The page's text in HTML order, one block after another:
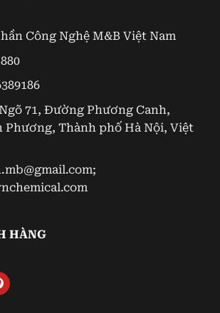
Công Nghệ M&B Việt Nam
71, Đường Phương Canh,
Phương, Thành phố Hà Nội, Việt
HÀNG